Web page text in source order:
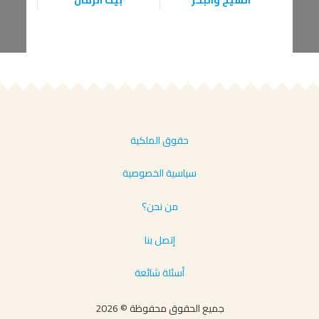
حقوق الملكية
سياسية الخصوصية
من نحن؟
إتصل بنا
أسئلة شائعة
جميع الحقوق محفوظة © 2026